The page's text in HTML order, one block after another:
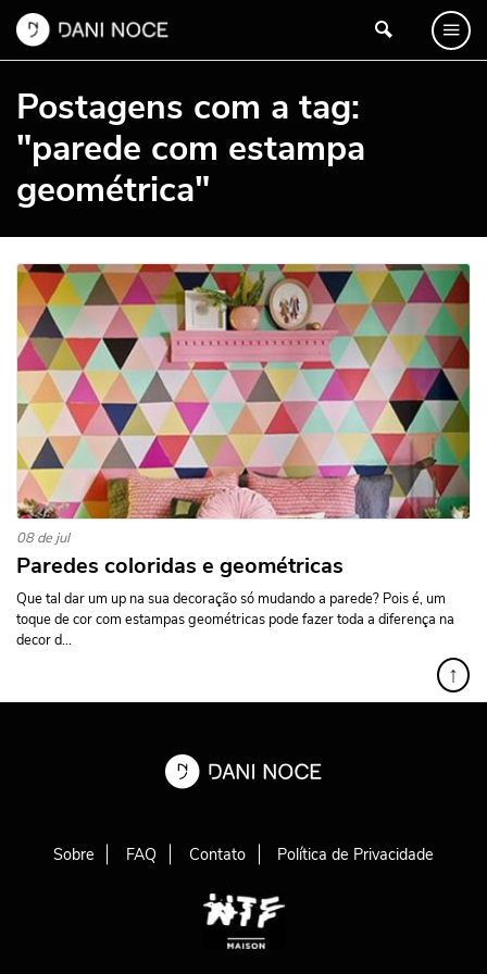
Postagens com a tag:
"parede com estampa
geométrica"
08 de jul
Paredes coloridas e geométricas
Que tal dar um up na sua decoração só mudando a parede? Pois é, um
toque de cor com estampas geométricas pode fazer toda a diferença na
decor d...
↑
Sobre FAQ Contato Política de Privacidade